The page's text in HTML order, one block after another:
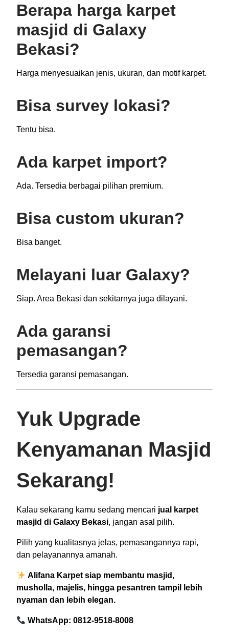
Berapa harga karpet
masjid di Galaxy
Bekasi?
Harga menyesuaikan jenis, ukuran, dan motif karpet.
Bisa survey lokasi?
Tentu bisa.
Ada karpet import?
Ada. Tersedia berbagai pilihan premium.
Bisa custom ukuran?
Bisa banget.
Melayani luar Galaxy?
Siap. Area Bekasi dan sekitarnya juga dilayani.
Ada garansi
pemasangan?
Tersedia garansi pemasangan.
Yuk Upgrade
Kenyamanan Masjid
Sekarang!
Kalau sekarang kamu sedang mencari jual karpet
masjid di Galaxy Bekasi, jangan asal pilih.
Pilih yang kualitasnya jelas, pemasangannya rapi,
dan pelayanannya amanah.
Alifana Karpet siap membantu masjid,
musholla, majelis, hingga pesantren tampil lebih
nyaman dan lebih elegan.
WhatsApp: 0812-9518-8008